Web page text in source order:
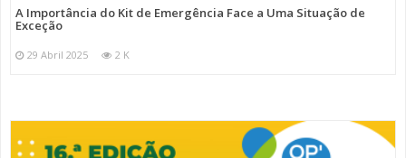
A Importância do Kit de Emergência Face a Uma Situação de
Exceção
29 Abril 2025 2 K